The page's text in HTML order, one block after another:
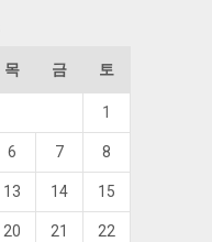
목 금 토
1
6 7 8
13 14 15
20 21 22